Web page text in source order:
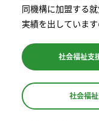
同機構に加盟する
実績を出していま
社会福祉支
社会福